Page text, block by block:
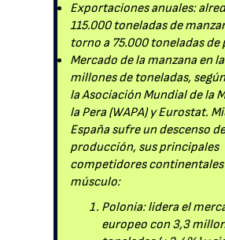
Exportaciones anuales:
115.000 toneladas de
torno a 75.000 toneladas de
Mercado de la manzana en la
millones de toneladas,
la Asociación Mundial de la
la Pera (WAPA) y Eurostat.
España sufre un descenso de
producción, sus principales
competidores continentales
músculo:
Polonia: lidera el
europeo con 3,3